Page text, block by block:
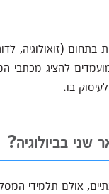
(זואולוגיה,
להציג מכתבי
בו.
בביולוגיה?
אולם תלמידי